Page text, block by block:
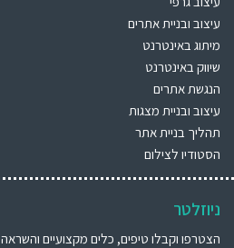
עיצוב ובניית אתרים
מיתוג באינטרנט
שיווק באינטרנט
הנגשת אתרים
עיצוב ובניית מצגות
תהליך בניית אתר
הסטודיו לצילום
ניוזלטר
הצטרפו וקבלו טיפים, כלים מקצועיים והשראה